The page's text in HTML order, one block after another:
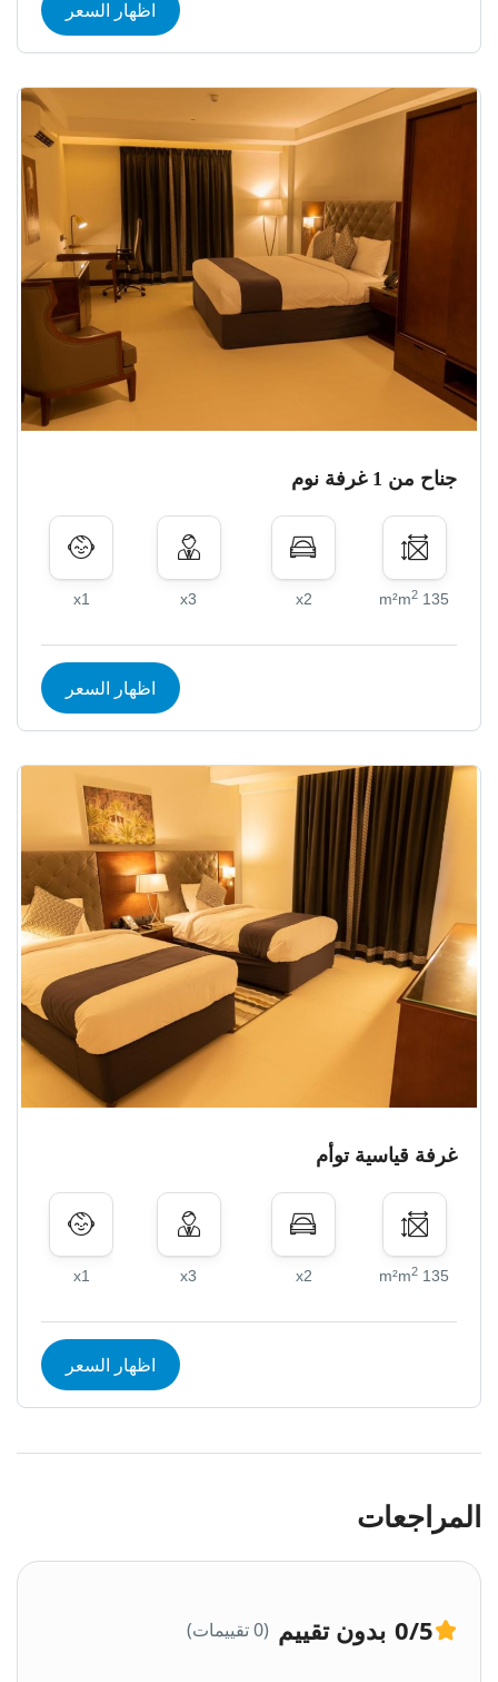
اظهار السعر
جناح من 1 غرفة نوم
135 m²m
2
x2
x3
x1
اظهار السعر
غرفة قياسية توأم
135 m²m
2
x2
x3
x1
اظهار السعر
المراجعات
0/5 بدون تقييم (0 تقييمات)